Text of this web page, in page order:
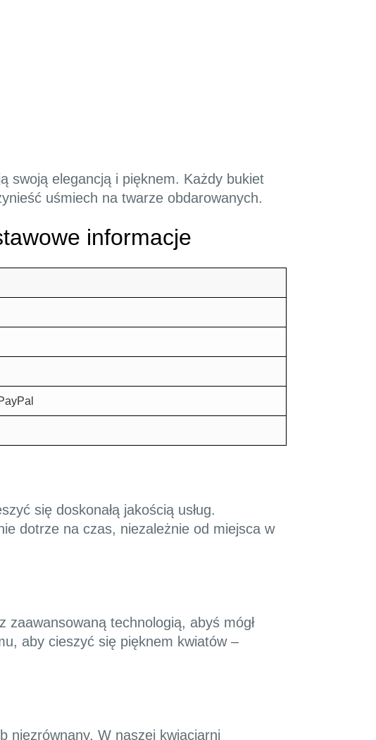
swoją elegancją i pięknem. Każdy bukiet
uśmiech na twarze obdarowanych.
informacje
się doskonałą jakością usług.
dotrze na czas, niezależnie od miejsca w
zaawansowaną technologią, abyś mógł
aby cieszyć się pięknem kwiatów –
niezrównany. W naszej kwiaciarni